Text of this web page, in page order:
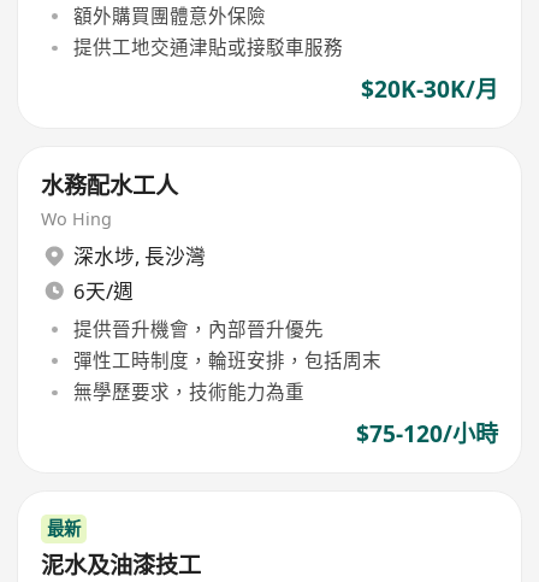
額外購買團體意外保險
提供工地交通津貼或接駁車服務
$20K-30K/月
水務配水工人
Wo Hing
深水埗, 長沙灣
6天/週
提供晉升機會，內部晉升優先
彈性工時制度，輪班安排，包括周末
無學歷要求，技術能力為重
$75-120/小時
最新
泥水及油漆技工